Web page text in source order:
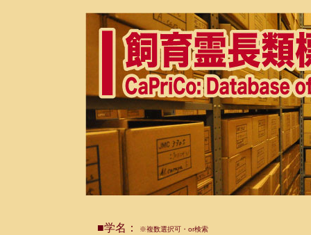
■学名： ※複数選択可・or検索